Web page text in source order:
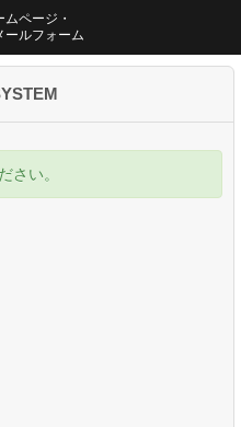
さい。
ページ・
ールフォーム